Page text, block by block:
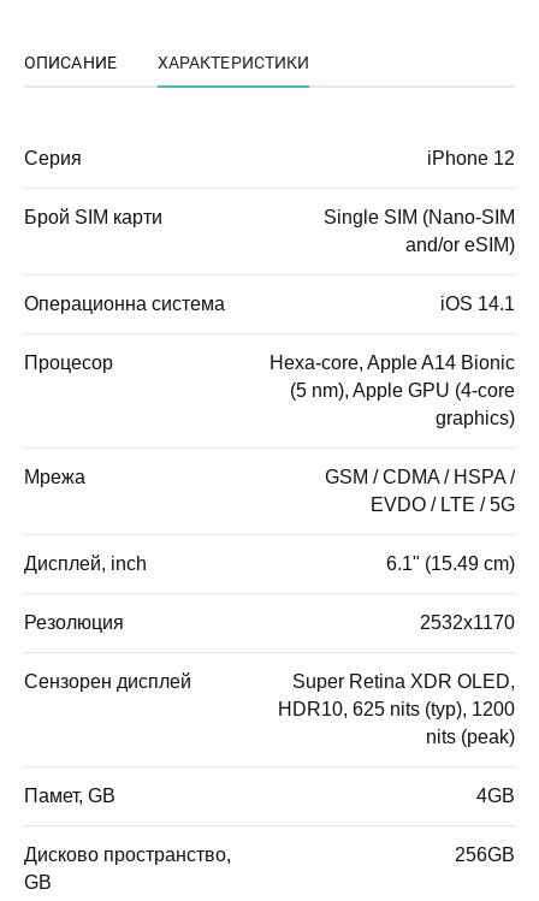
ОПИСАНИЕ ХАРАКТЕРИСТИКИ
Серия iPhone 12
Брой SIM карти
Single SIM (Nano-SIM
and/or eSIM)
Операционна система iOS 14.1
Процесор
Hexa-core, Apple A14 Bionic
(5 nm), Apple GPU (4-core
graphics)
Мрежа
GSM / CDMA / HSPA /
EVDO / LTE / 5G
Дисплей, inch 6.1" (15.49 cm)
Резолюция 2532x1170
Сензорен дисплей
Super Retina XDR OLED,
HDR10, 625 nits (typ), 1200
nits (peak)
Памет, GB 4GB
Дисково пространство,
GB
256GB